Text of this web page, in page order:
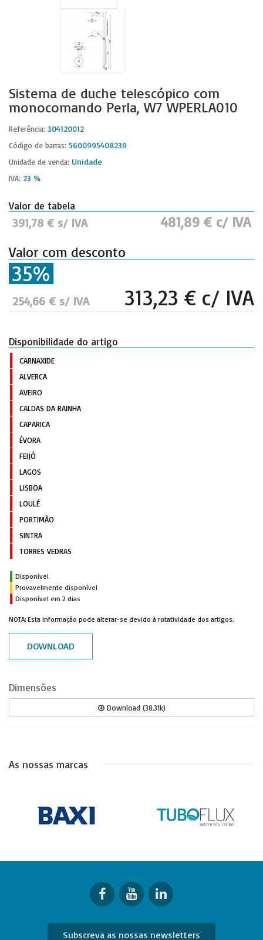
Sistema de duche telescópico com
monocomando Perla, W7 WPERLA010
Referência: 304120012
Código de barras: 5600995408239
Unidade de venda: Unidade
IVA: 23 %
Valor de tabela
391,78 € s/ IVA 481,89 € c/ IVA
Valor com desconto
35%
254,66 € s/ IVA 313,23 € c/ IVA
Disponibilidade do artigo
CARNAXIDE
ALVERCA
AVEIRO
CALDAS DA RAINHA
CAPARICA
ÉVORA
FEIJÓ
LAGOS
LISBOA
LOULÉ
PORTIMÃO
SINTRA
TORRES VEDRAS
Disponível
Provavelmente disponível
Disponível em 2 dias
NOTA: Esta informação pode alterar-se devido à rotatividade dos artigos.
DOWNLOAD
Dimensões
Download (38.31k)
As nossas marcas
Subscreva as nossas newsletters